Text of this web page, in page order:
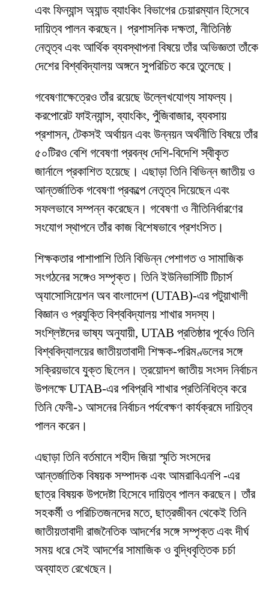
এবং ফিন্যান্স অ্যান্ড ব্যাংকিং বিভাগের চেয়ারম্যান হিসেবে
দায়িত্ব পালন করছেন। প্রশাসনিক দক্ষতা, নীতিনিষ্ঠ
নেতৃত্ব এবং আর্থিক ব্যবস্থাপনা বিষয়ে তাঁর অভিজ্ঞতা তাঁকে
দেশের বিশ্ববিদ্যালয় অঙ্গনে সুপরিচিত করে তুলেছে।
গবেষণাক্ষেত্রেও তাঁর রয়েছে উল্লেখযোগ্য সাফল্য।
করপোরেট ফাইন্যান্স, ব্যাংকিং, পুঁজিবাজার, ব্যবসায়
প্রশাসন, টেকসই অর্থায়ন এবং উন্নয়ন অর্থনীতি বিষয়ে তাঁর
৫০টিরও বেশি গবেষণা প্রবন্ধ দেশি-বিদেশি স্বীকৃত
জার্নালে প্রকাশিত হয়েছে। এছাড়া তিনি বিভিন্ন জাতীয় ও
আন্তর্জাতিক গবেষণা প্রকল্পে নেতৃত্ব দিয়েছেন এবং
সফলভাবে সম্পন্ন করেছেন। গবেষণা ও নীতিনির্ধারণের
সংযোগ স্থাপনে তাঁর কাজ বিশেষভাবে প্রশংসিত।
শিক্ষকতার পাশাপাশি তিনি বিভিন্ন পেশাগত ও সামাজিক
সংগঠনের সঙ্গেও সম্পৃক্ত। তিনি ইউনিভার্সিটি টিচার্স
অ্যাসোসিয়েশন অব বাংলাদেশ (UTAB)-এর পটুয়াখালী
বিজ্ঞান ও প্রযুক্তি বিশ্ববিদ্যালয় শাখার সদস্য।
সংশ্লিষ্টদের ভাষ্য অনুযায়ী, UTAB প্রতিষ্ঠার পূর্বেও তিনি
বিশ্ববিদ্যালয়ের জাতীয়তাবাদী শিক্ষক-পরিমণ্ডলের সঙ্গে
সক্রিয়ভাবে যুক্ত ছিলেন। ত্রয়োদশ জাতীয় সংসদ নির্বাচন
উপলক্ষে UTAB-এর পবিপ্রবি শাখার প্রতিনিধিত্ব করে
তিনি ফেনী-১ আসনের নির্বাচন পর্যবেক্ষণ কার্যক্রমে দায়িত্ব
পালন করেন।
এছাড়া তিনি বর্তমানে শহীদ জিয়া স্মৃতি সংসদের
আন্তর্জাতিক বিষয়ক সম্পাদক এবং আমরাবিএনপি -এর
ছাত্র বিষয়ক উপদেষ্টা হিসেবে দায়িত্ব পালন করছেন। তাঁর
সহকর্মী ও পরিচিতজনদের মতে, ছাত্রজীবন থেকেই তিনি
জাতীয়তাবাদী রাজনৈতিক আদর্শের সঙ্গে সম্পৃক্ত এবং দীর্ঘ
সময় ধরে সেই আদর্শের সামাজিক ও বুদ্ধিবৃত্তিক চর্চা
অব্যাহত রেখেছেন।